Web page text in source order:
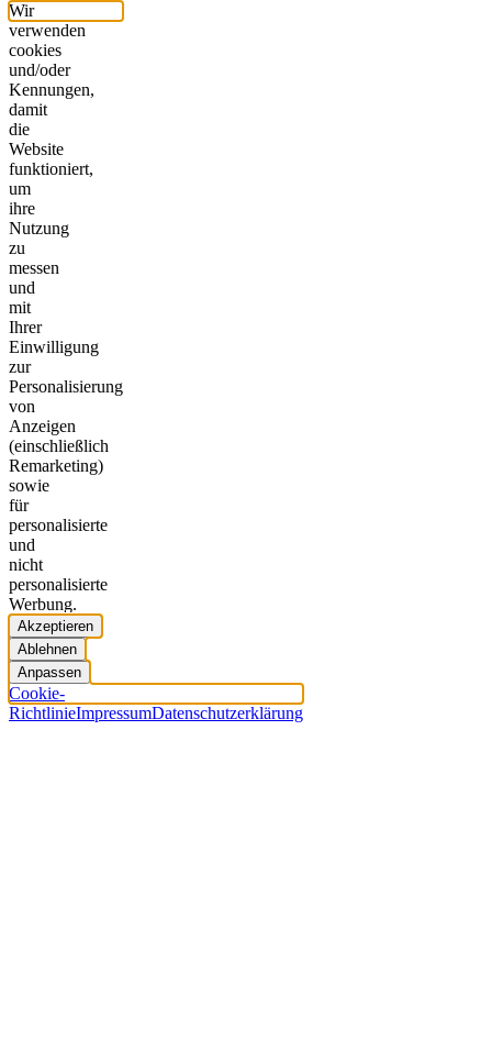
Wir
verwenden
cookies
und/oder
Kennungen,
damit
die
Website
funktioniert,
um
ihre
Nutzung
zu
messen
und
mit
Ihrer
Einwilligung
zur
Personalisierung
von
Anzeigen
(einschließlich
Remarketing)
sowie
für
personalisierte
und
nicht
personalisierte
Werbung.
Akzeptieren
Ablehnen
Anpassen
Cookie-
RichtlinieImpressumDatenschutzerklärung